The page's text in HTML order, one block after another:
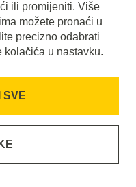
ili promijeniti. Više
možete pronaći u
precizno odabrati
kolačića u nastavku.
SVE